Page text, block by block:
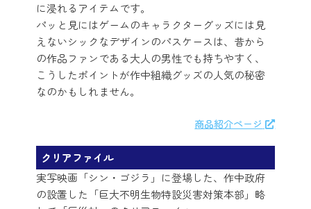
に浸れるアイテムです。
パッと見にはゲームのキャラクターグッズには見
えないシックなデザインのパスケースは、昔から
の作品ファンである大人の男性でも持ちやすく、
こうしたポイントが作中組織グッズの人気の秘密
なのかもしれません。
商品紹介ページ
クリアファイル
実写映画「シン・ゴジラ」に登場した、作中政府
の設置した「巨大不明生物特設災害対策本部」略